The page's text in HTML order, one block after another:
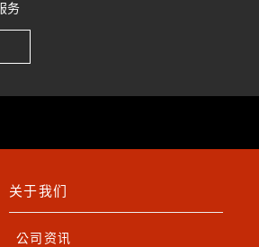
务
关于我们
公司资讯